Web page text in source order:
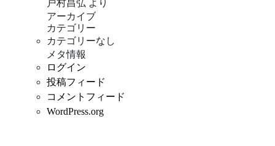
戸村昌弘 より
アーカイブ
カテゴリー
カテゴリーなし
メタ情報
ログイン
投稿フィード
コメントフィード
WordPress.org